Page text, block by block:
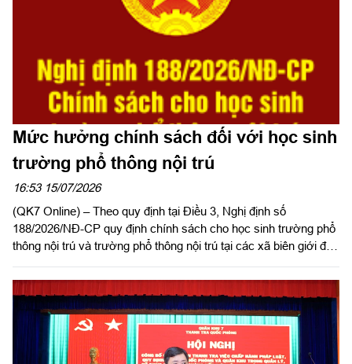
Mức hưởng chính sách đối với học sinh
trường phổ thông nội trú
16:53 15/07/2026
(QK7 Online) – Theo quy định tại Điều 3, Nghị định số
188/2026/NĐ-CP quy định chính sách cho học sinh trường phổ
thông nội trú và trường phổ thông nội trú tại các xã biên giới đất